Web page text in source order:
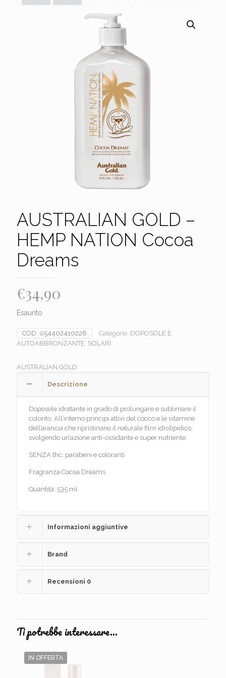
AUSTRALIAN GOLD –
HEMP NATION Cocoa
Dreams
€34,90
Esaurito
COD: 054402410226 Categorie: DOPOSOLE E
AUTOABBRONZANTE, SOLARI
AUSTRALIAN GOLD
Descrizione
Doposole idratante in grado di prolungare e sublimare il
colorito. All’interno principi attivi del cocco e le vitamine
dell’arancia che ripristinano il naturale film idrolipidico,
svolgendo un’azione anti-ossidante e super nutriente.
SENZA thc, parabeni e coloranti
Fragranza Cocoa Dreams
Quantità: 535 ml
Informazioni aggiuntive
Brand
Recensioni 0
Ti potrebbe interessare…
IN OFFERTA